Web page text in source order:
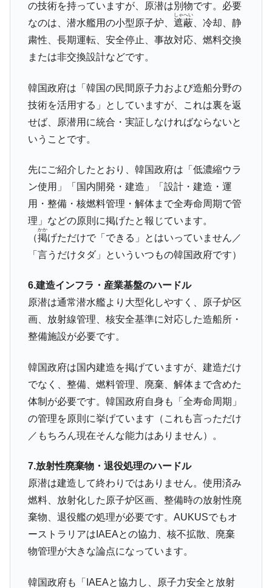
の技術を持っていますが、原潜は別物です。必要
なのは、潜水艦用の小型原子炉、 遮蔽
しゃへい
、冷却、静
粛性、長期運転、安全停止、事故対応、燃料交換
または非交換設計などです。
韓国政府は「韓国の民間原子力および造船分野の
技術を活用する」としていますが、これは裏を返
せば、原潜用に統合・実証しなければならないと
いうことです。
先にご紹介したとおり、韓国政府は「低濃縮ウラ
ン使用」「国内開発・建造」「設計・建造・運
用・整備・核燃料管理・解体まで全寿命周期で管
理」などの原則に掲げたと報じています。
（掲
かか
げただけで「できる」とはいっていません／
「言うだけタダ」といういつもの韓国政府です）
6.建造インフラ・産業基盤のハードル
原潜は通常潜水艦より大型化しやすく、原子炉区
画、放射線管理、核安全基準に対応した造船所・
整備施設が必要です。
韓国政府は国内建造を掲げていますが、建造だけ
でなく、整備、燃料管理、廃棄、解体まで含めた
体制が必要です。韓国政府自身も「全寿命周期」
の管理を原則に挙げています（これも言っただけ
／もちろん現在そんな能力はありません）。
7.放射性廃棄物・退役処理のハードル
原潜は建造して終わりではありません。使用済み
燃料、放射化した原子炉区画、整備時の放射性廃
棄物、退役艦の処理が必要です。AUKUSでもオ
ーストラリアはIAEAとの協力、核不拡散、廃棄
物管理が大きな論点になっています。
韓国政府も「IAEAと協力し、原子力安全と放射